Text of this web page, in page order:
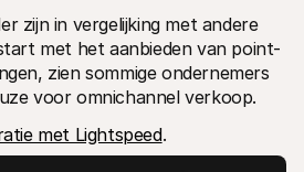
zijn in vergelijking met andere
met het aanbieden van point-
zien sommige ondernemers
voor omnichannel verkoop.
met Lightspeed.